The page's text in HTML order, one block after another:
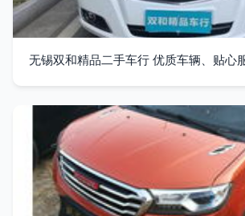
无锡双和精品二手车行 优质车辆、贴心